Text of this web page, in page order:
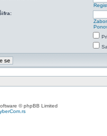
© phpBB Limited